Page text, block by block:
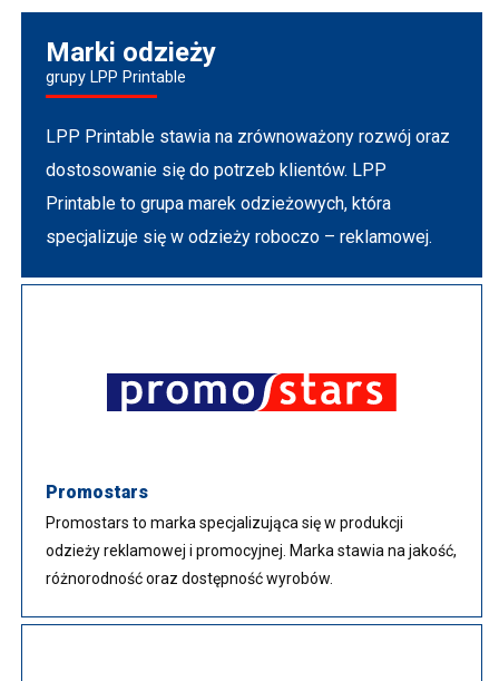
Marki odzieży
grupy LPP Printable
LPP Printable stawia na zrównoważony rozwój oraz
dostosowanie się do potrzeb klientów. LPP
Printable to grupa marek odzieżowych, która
specjalizuje się w odzieży roboczo – reklamowej.
Promostars
Promostars to marka specjalizująca się w produkcji
odzieży reklamowej i promocyjnej. Marka stawia na jakość,
różnorodność oraz dostępność wyrobów.